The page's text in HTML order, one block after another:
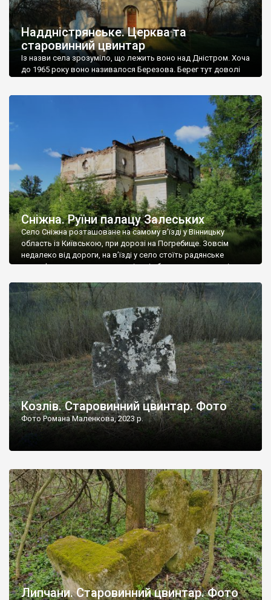
Наддністрянське. Церква та
старовинний цвинтар
Із назви села зрозуміло, що лежить воно над Дністром. Хоча
до 1965 року воно називалося Березова. Берег тут доволі
Наддністрянське відрізняється від більшості навколишніх
сіл. У селі є мурована Михайлівська церква. Точної дати […]
Сніжна. Руїни палацу Залеських
Село Сніжна розташоване на самому в’їзді у Вінницьку
область із Київською, при дорозі на Погребище. Зовсім
недалеко від дороги, на в’їзді у село стоїть радянське
рельєфне пано, яке показує жінку і яблуню, а трохи далі, десь
не видно, але видно дві стареньких колії у траві – […]
Козлів. Старовинний цвинтар. Фото
Фото Романа Маленкова, 2023 р.
Липчани. Старовинний цвинтар. Фото